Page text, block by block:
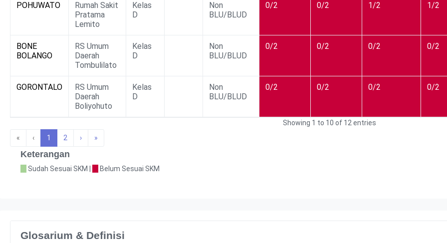
POHUWATO
Rumah Sakit
Pratama
Lemito
Kelas
D
Non
BLU/BLUD
0/2 0/2 1/2 1/2
BONE
BOLANGO
RS Umum
Daerah
Tombulilato
Kelas
D
Non
BLU/BLUD
0/2 0/2 0/2 0/2
GORONTALO
RS Umum
Daerah
Boliyohuto
Kelas
D
Non
BLU/BLUD
0/2 0/2 0/2 0/2
Showing 1 to 10 of 12 entries
«
‹ 1 2 › »
Keterangan
Sudah Sesuai SKM | Belum Sesuai SKM
Glosarium & Definisi